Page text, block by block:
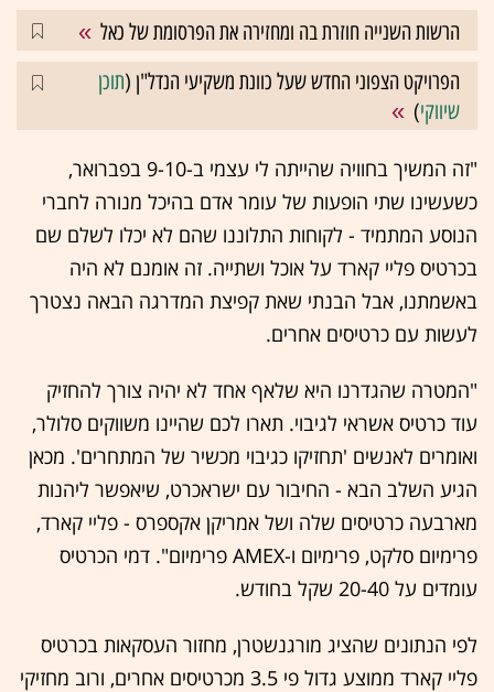
הרשות השנייה חוזרת בה ומחזירה את הפרסומת של כאל
הפרויקט הצפוני החדש שעל כוונת משקיעי הנדל"ן (תוכן
שיווקי)
"זה המשיך בחוויה שהייתה לי עצמי ב-9-10 בפברואר,
כשעשינו שתי הופעות של עומר אדם בהיכל מנורה לחברי
הנוסע המתמיד - לקוחות התלוננו שהם לא יכלו לשלם שם
בכרטיס פליי קארד על אוכל ושתייה. זה אומנם לא היה
באשמתנו, אבל הבנתי שאת קפיצת המדרגה הבאה נצטרך
לעשות עם כרטיסים אחרים.
"המטרה שהגדרנו היא שלאף אחד לא יהיה צורך להחזיק
עוד כרטיס אשראי לגיבוי. תארו לכם שהיינו משווקים סלולר,
ואומרים לאנשים 'תחזיקו כגיבוי מכשיר של המתחרים'. מכאן
הגיע השלב הבא - החיבור עם ישראכרט, שיאפשר ליהנות
מארבעה כרטיסים שלה ושל אמריקן אקספרס - פליי קארד,
פרימיום סלקט, פרימיום ו-AMEX פרימיום". דמי הכרטיס
עומדים על 20-40 שקל בחודש.
לפי הנתונים שהציג מורגנשטרן, מחזור העסקאות בכרטיס
פליי קארד ממוצע גדול פי 3.5 מכרטיסים אחרים, ורוב מחזיקי